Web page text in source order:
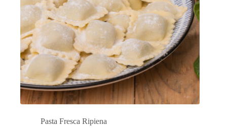
Pasta Fresca Ripiena